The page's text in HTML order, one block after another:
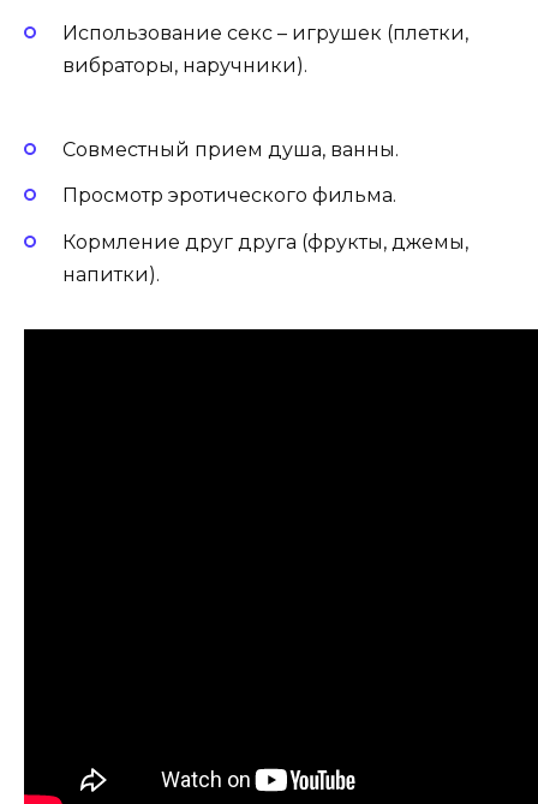
Использование секс – игрушек (плетки,
вибраторы, наручники).
Совместный прием душа, ванны.
Просмотр эротического фильма.
Кормление друг друга (фрукты, джемы,
напитки).